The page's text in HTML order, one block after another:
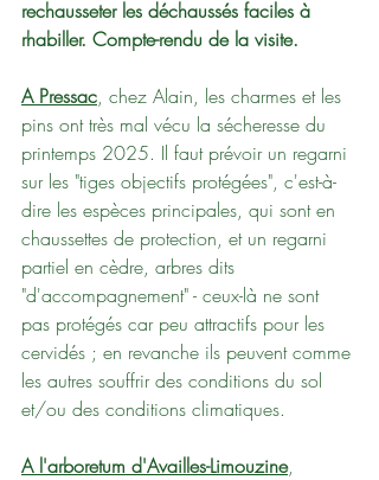
rechausseter les déchaussés faciles à
rhabiller. Compte-rendu de la visite.
A Pressac, chez Alain, les charmes et les
pins ont très mal vécu la sécheresse du
printemps 2025. Il faut prévoir un regarni
sur les "tiges objectifs protégées", c'est-à-
dire les espèces principales, qui sont en
chaussettes de protection, et un regarni
partiel en cèdre, arbres dits
"d'accompagnement" - ceux-là ne sont
pas protégés car peu attractifs pour les
cervidés ; en revanche ils peuvent comme
les autres souffrir des conditions du sol
et/ou des conditions climatiques.
A l'arboretum d'Availles-Limouzine,